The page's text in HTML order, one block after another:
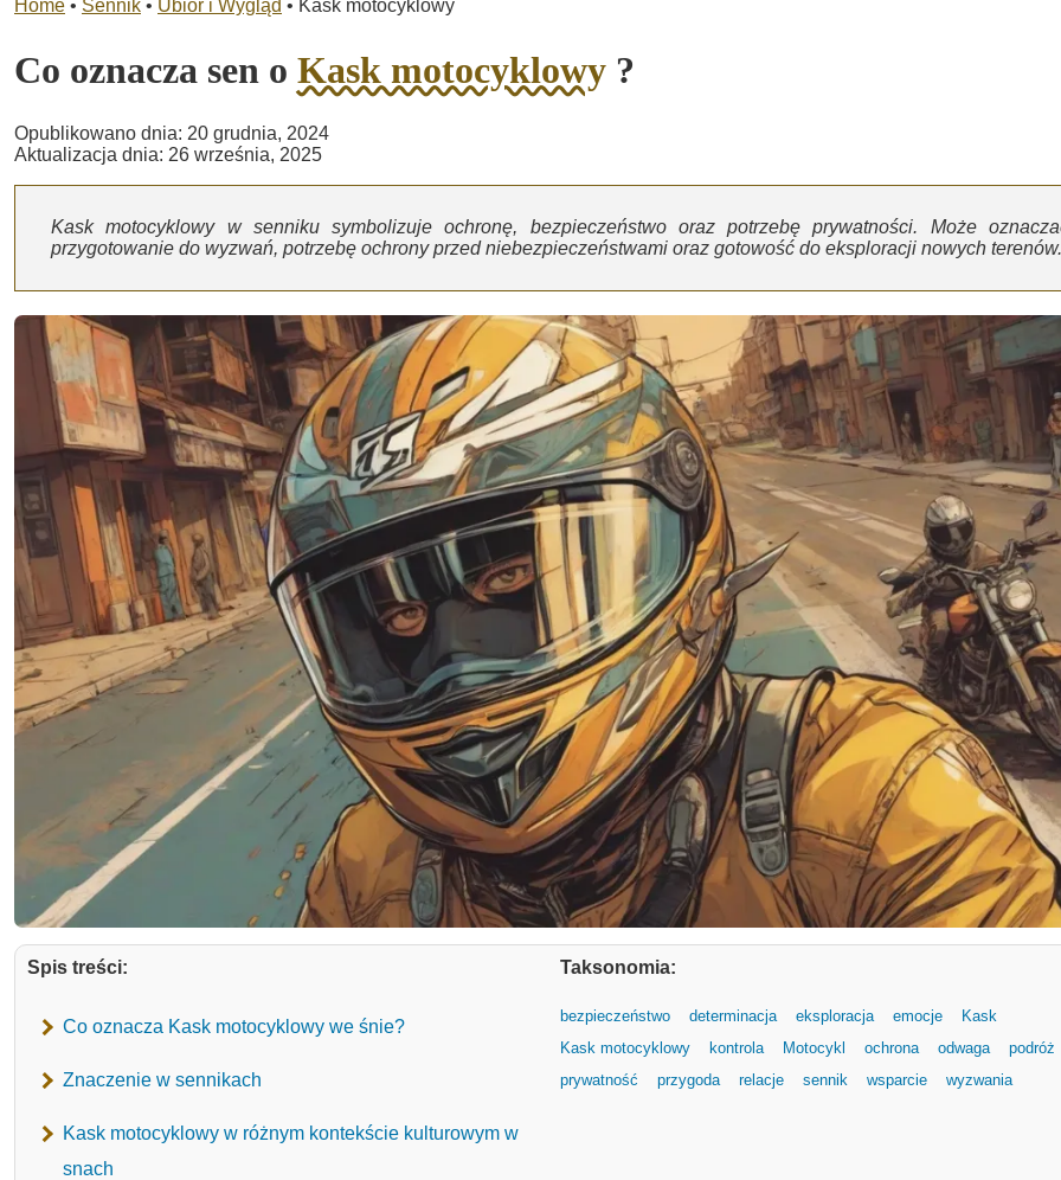
Home • Sennik • Ubiór i Wygląd • Kask motocyklowy
Co oznacza sen o Kask motocyklowy ?
Opublikowano dnia: 20 grudnia, 2024
Aktualizacja dnia: 26 września, 2025
Kask motocyklowy w senniku symbolizuje ochronę, bezpieczeństwo oraz potrzebę prywatności. Może
przygotowanie do wyzwań, potrzebę ochrony przed niebezpieczeństwami oraz gotowość do eksploracji nowych terenów.
Spis treści:
Co oznacza Kask motocyklowy we śnie?
Znaczenie w sennikach
Kask motocyklowy w różnym kontekście kulturowym w
snach
Taksonomia:
bezpieczeństwo determinacja eksploracja emocje
Kask
Kask motocyklowy
kontrola Motocykl ochrona odwaga
podróż
prywatność
przygoda relacje sennik wsparcie wyzwania